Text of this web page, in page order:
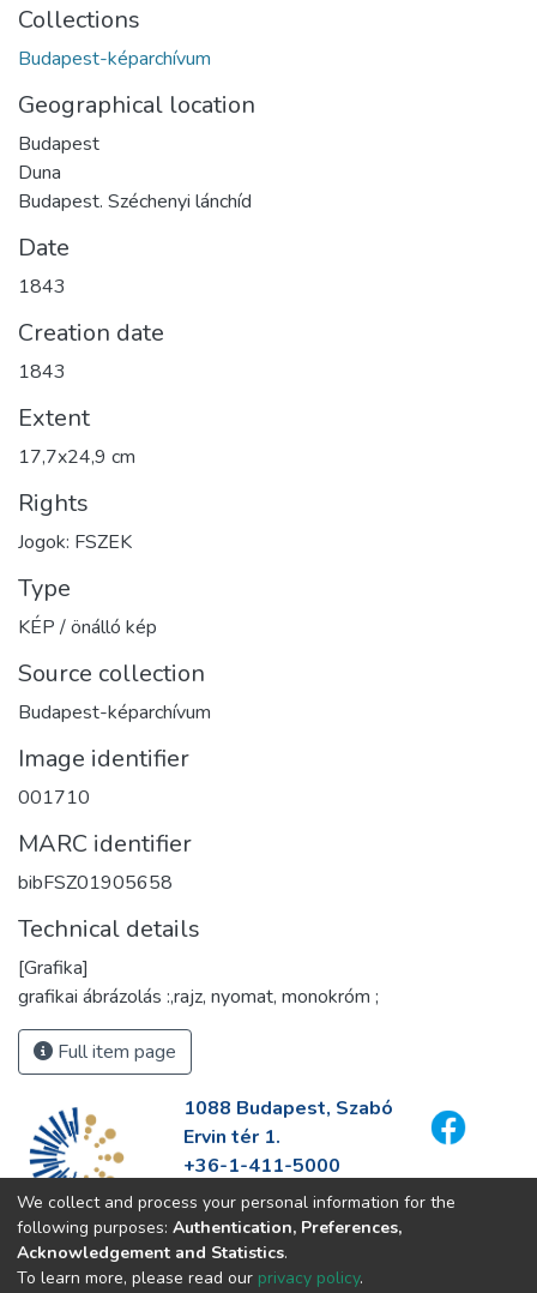
Collections
Budapest-képarchívum
Geographical location
Budapest
Duna
Budapest. Széchenyi lánchíd
Date
1843
Creation date
1843
Extent
17,7x24,9 cm
Rights
Jogok: FSZEK
Type
KÉP / önálló kép
Source collection
Budapest-képarchívum
Image identifier
001710
MARC identifier
bibFSZ01905658
Technical details
[Grafika]
grafikai ábrázolás :,rajz, nyomat, monokróm ;
Full item page
1088 Budapest, Szabó
Ervin tér 1.
+36-1-411-5000
info@fszek.hu
https://fszek.hu
We collect and process your personal information for the
following purposes: Authentication, Preferences,
Acknowledgement and Statistics.
To learn more, please read our privacy policy.